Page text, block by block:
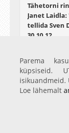
Tähetorni
Janet
tellida Sven
30.10.12
Parema
küpsiseid.
isikuandmeid.
Loe lähemalt